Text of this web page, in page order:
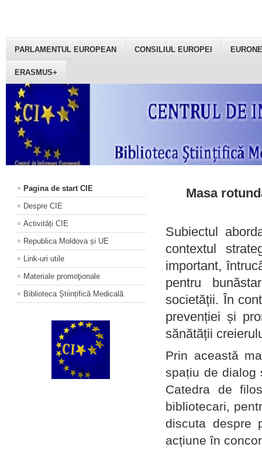
PARLAMENTUL EUROPEAN CONSILIUL EUROPEI
ERASMUS+
Pagina de start CIE
Despre CIE
Activități CIE
Republica Moldova și UE
Link-uri utile
Materiale promoţionale
Biblioteca Științifică Medicală
Masa
Subiectul
contextul
important,
pentru
societății. În
prevenției și
sănătății
Prin această
spațiu de dialog
Catedra de
bibliotecari,
discuta despre
acțiune în